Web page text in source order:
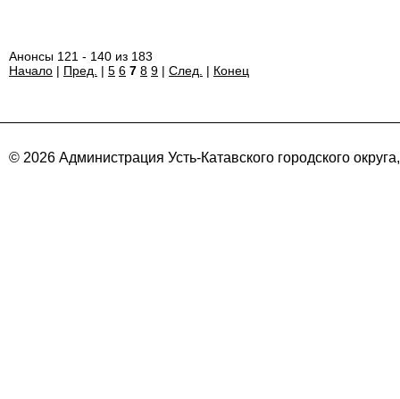
Анонсы 121 - 140 из 183
Начало | Пред. | 5 6 7 8 9 | След. | Конец
© 2026 Администрация Усть-Катавского городского